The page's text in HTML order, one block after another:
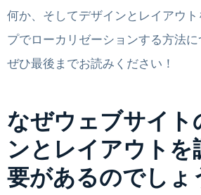
何か、そしてデザインとレイアウ
プでローカリゼーションする方法に
ぜひ最後までお読みください！
なぜウェブサイト
ンとレイアウトを
要があるのでしょ